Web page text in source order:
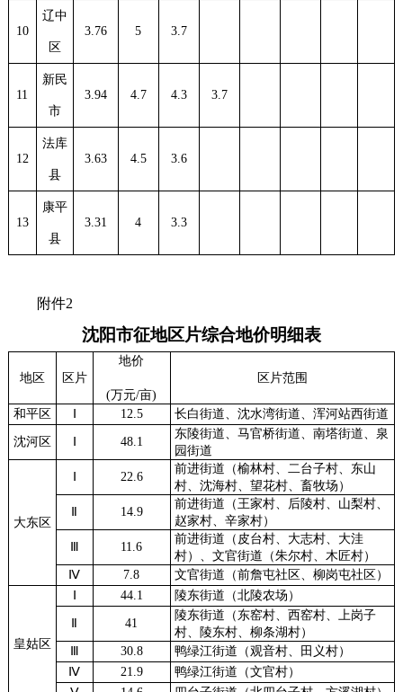
10
辽中
区
3.76 5 3.7
11
新民
市
3.94 4.7 4.3 3.7
12
法库
县
3.63 4.5 3.6
13
康平
县
3.31 4 3.3
附件2
沈阳市征地区片综合地价明细表
地区 区片
地价
(万元/亩)
区片范围
和平区 12.5 长白街道、沈水湾街道、浑河站西街道
沈河区 48.1
东陵街道、马官桥街道、南塔街道、泉
园街道
大东区
22.6
前进街道（榆林村、二台子村、东山
村、沈海村、望花村、畜牧场）
14.9
前进街道（王家村、后陵村、山梨村、
赵家村、辛家村）
11.6
前进街道（皮台村、大志村、大洼
村）、文官街道（朱尔村、木匠村）
Ⅳ
7.8 文官街道（前詹屯社区、柳岗屯社区）
皇姑区
44.1 陵东街道（北陵农场）
41
陵东街道（东窑村、西窑村、上岗子
村、陵东村、柳条湖村）
30.8
鸭绿江街道（观音村、田义村）
Ⅳ
21.9
鸭绿江街道（文官村）